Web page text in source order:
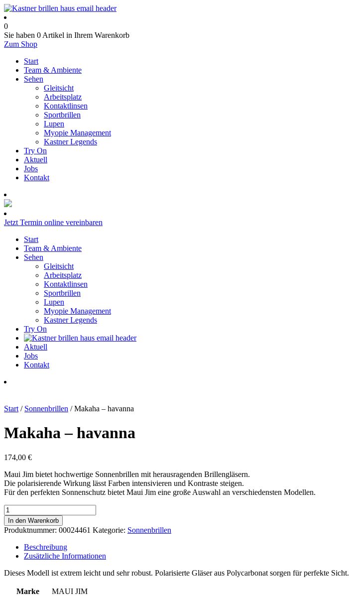
0
Sie haben 0 Artikel in Ihrem Warenkorb
Zum Shop
Start
Team & Ambiente
Sehen
Gleitsicht
Arbeitsplatz
Kontaktlinsen
Sportbrillen
Lupen
Myopie Management
Kastner Legends
Try On
Aktuell
Jobs
Kontakt
Jetzt Termin online vereinbaren
Start
Team & Ambiente
Sehen
Gleitsicht
Arbeitsplatz
Kontaktlinsen
Sportbrillen
Lupen
Myopie Management
Kastner Legends
Try On
Aktuell
Jobs
Kontakt
Start / Sonnenbrillen / Makaha – havanna
Makaha – havanna
174,00 €
Maui Jim bietet hochwertige Sonnenbrillen mit herausragenden Brillengläsern.
Die polarisierende Wirkung lässt Farben intensivieren und Kontraste steigen.
Für den perfekten Sonnenschutz bietet Maui Jim eine große Auswahl an verschiedensten Modellen.
Makaha
-
havanna
Menge
In den Warenkorb
Produktnummer: 00024461 Kategorie: Sonnenbrillen
Beschreibung
Zusätzliche Informationen
Dieses Modell ist extrem leicht und sehr robust. Polarisierte Gläser aus Polycarbonat sorgen für perfekte Sicht.
Marke
MAUI JIM